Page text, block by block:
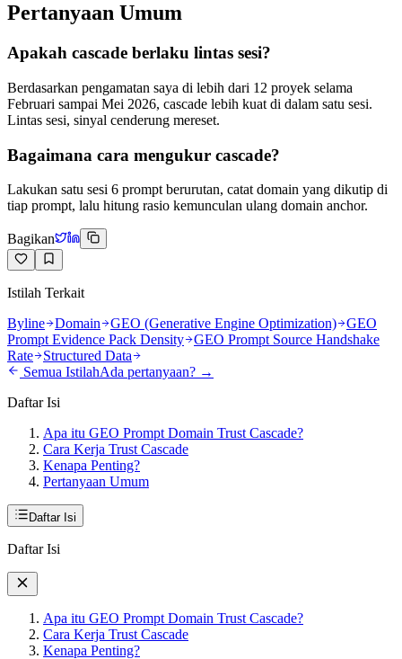
Pertanyaan Umum
Apakah cascade berlaku lintas sesi?
Berdasarkan pengamatan saya di lebih dari 12 proyek selama
Februari sampai Mei 2026, cascade lebih kuat di dalam satu sesi.
Lintas sesi, sinyal cenderung mereset.
Bagaimana cara mengukur cascade?
Lakukan satu sesi 6 prompt berurutan, catat domain yang dikutip di
tiap prompt, lalu hitung rasio kemunculan ulang domain anchor.
Bagikan
Istilah Terkait
Byline
Domain GEO (Generative Engine Optimization)
GEO
Prompt Evidence Pack Density
GEO Prompt Source Handshake
Rate
Structured Data
Semua IstilahAda pertanyaan? →
Daftar Isi
Apa itu GEO Prompt Domain Trust Cascade?
Cara Kerja Trust Cascade
Kenapa Penting?
Pertanyaan Umum
Daftar Isi
Daftar Isi
Apa itu GEO Prompt Domain Trust Cascade?
Cara Kerja Trust Cascade
Kenapa Penting?